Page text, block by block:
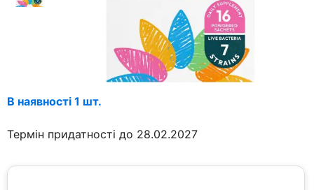
В наявності 1 шт.
Термін придатності до 28.02.2027